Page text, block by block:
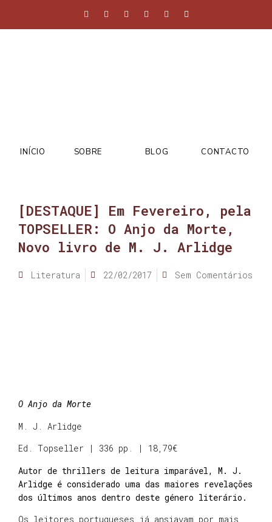
INÍCIO SOBRE BLOG CONTACTO
[DESTAQUE] Em Fevereiro, pela
TOPSELLER: O Anjo da Morte,
Novo livro de M. J. Arlidge
Literatura 22/02/2017 Sem Comentários
O Anjo da Morte
M. J. Arlidge
Ed. Topseller | 336 pp. | 18,79€
Autor de thrillers de leitura imparável, M. J.
Arlidge é considerado uma das maiores revelações
dos últimos anos dentro deste género literário.
Os leitores portugueses já ansiavam por mais